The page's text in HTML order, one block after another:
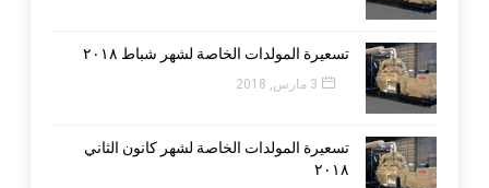
تسعيرة المولدات الخاصة لشهر شباط ٢٠١٨
3 مارس, 2018
تسعيرة المولدات الخاصة لشهر كانون الثاني
٢٠١٨